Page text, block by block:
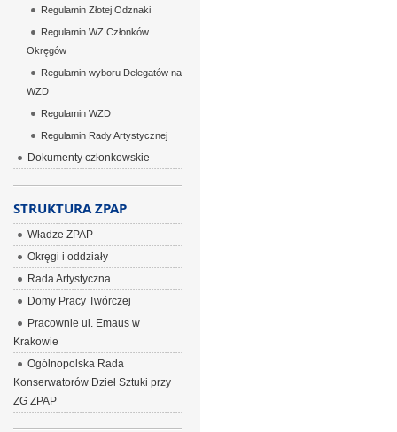
Regulamin Złotej Odznaki
Regulamin WZ Członków
Okręgów
Regulamin wyboru Delegatów na
WZD
Regulamin WZD
Regulamin Rady Artystycznej
Dokumenty członkowskie
STRUKTURA ZPAP
Władze ZPAP
Okręgi i oddziały
Rada Artystyczna
Domy Pracy Twórczej
Pracownie ul. Emaus w
Krakowie
Ogólnopolska Rada
Konserwatorów Dzieł Sztuki przy
ZG ZPAP